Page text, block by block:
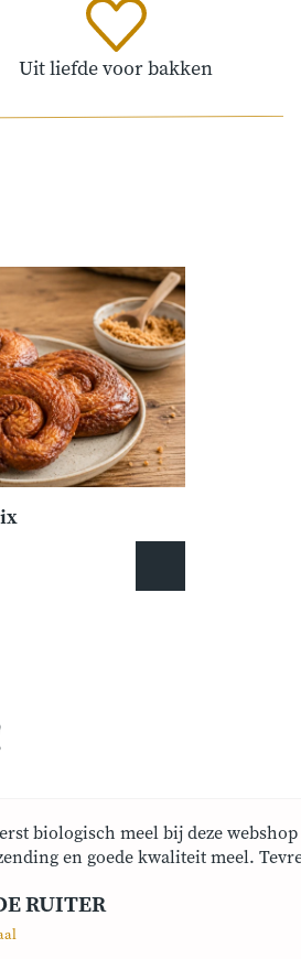
Uit liefde voor bakken
biologisch meel bij deze
en goede kwaliteit meel.
RUITER